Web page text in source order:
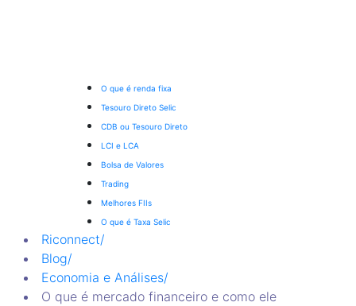
O que é renda fixa
Tesouro Direto Selic
CDB ou Tesouro Direto
LCI e LCA
Bolsa de Valores
Trading
Melhores FIIs
O que é Taxa Selic
Riconnect/
Blog/
Economia e Análises/
O que é mercado financeiro e como ele